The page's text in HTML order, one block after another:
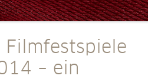
Filmfestspiele
– ein